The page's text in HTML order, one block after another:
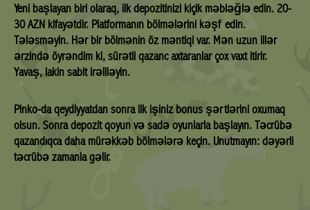
Yeni başlayan biri olaraq, ilk depozitinizi kiçik məbləğlə edin. 20-
30 AZN kifayətdir. Platformanın bölmələrini kəşf edin.
Tələsməyin. Hər bir bölmənin öz məntiqi var. Mən uzun illər
ərzində öyrəndim ki, sürətli qazanc axtaranlar çox vaxt itirir.
Yavaş, lakin sabit irəliləyin.
Pinko-da qeydiyyatdan sonra ilk işiniz bonus şərtlərini oxumaq
olsun. Sonra depozit qoyun və sadə oyunlarla başlayın. Təcrübə
qazandıqca daha mürəkkəb bölmələrə keçin. Unutmayın: dəyərli
təcrübə zamanla gəlir.